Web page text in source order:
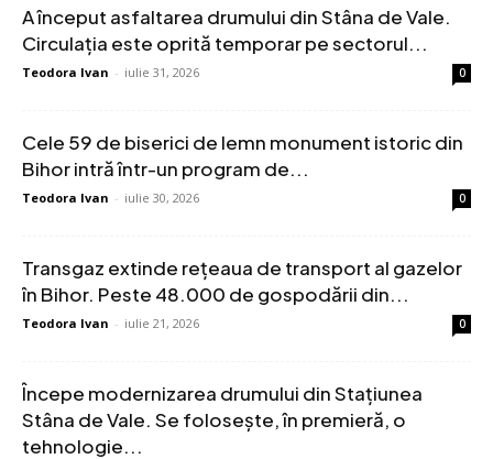
A început asfaltarea drumului din Stâna de Vale.
Circulația este oprită temporar pe sectorul...
Teodora Ivan - iulie 31, 2026 0
Cele 59 de biserici de lemn monument istoric din
Bihor intră într-un program de...
Teodora Ivan - iulie 30, 2026 0
Transgaz extinde rețeaua de transport al gazelor
în Bihor. Peste 48.000 de gospodării din...
Teodora Ivan - iulie 21, 2026 0
Începe modernizarea drumului din Stațiunea
Stâna de Vale. Se folosește, în premieră, o
tehnologie...